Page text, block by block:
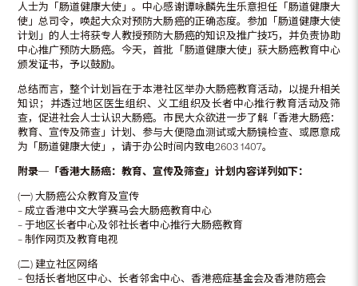
人士为「肠道健康大使」。中心感谢谭咏麟先生乐意担任「肠道健康大
使」总司令，唤起大众对预防大肠癌的正确态度。参加「肠道健康大使
计划」的人士将获专人教授预防大肠癌的知识及推广技巧，并负责协助
中心推广预防大肠癌。今天，首批「肠道健康大使」获大肠癌教育中心
颁发证书，予以鼓励。
总结而言，整个计划旨在于本港社区举办大肠癌教育活动，以提升相关
知识；并透过地区医生组织、义工组织及长者中心推行教育活动及筛
查，促进社会人士认识大肠癌。市民大众欲进一步了解「香港大肠癌：
教育、宣传及筛查」计划、参与大便隐血测试或大肠镜检查、或愿意成
为「肠道健康大使」，请于办公时间内致电2603 1407。
附录─ 「香港大肠癌：教育、宣传及筛查」计划内容详列如下：
(一) 大肠癌公众教育及宣传
– 成立香港中文大学赛马会大肠癌教育中心
– 于地区长者中心及邻社长者中心推行大肠癌教育
– 制作网页及教育电视
(二) 建立社区网络
– 包括长者地区中心、长者邻舍中心、香港癌症基金会及香港防癌会